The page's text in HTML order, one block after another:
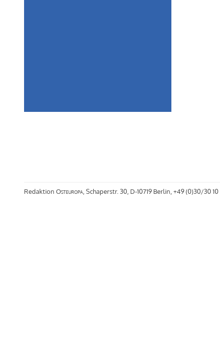
Redaktion Osteuropa, Schaperstr. 30, D-10719 Berlin, +49 (0)30/30